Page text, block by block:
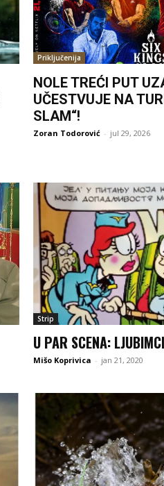
Priključenija
NOLE TREĆI PUT
UČESTVUJE NA
SLAM“!
Zoran Todorović - jul 29, 2026
Strip
U PAR SCENA:
Mišo Koprivica - jan 21, 2020